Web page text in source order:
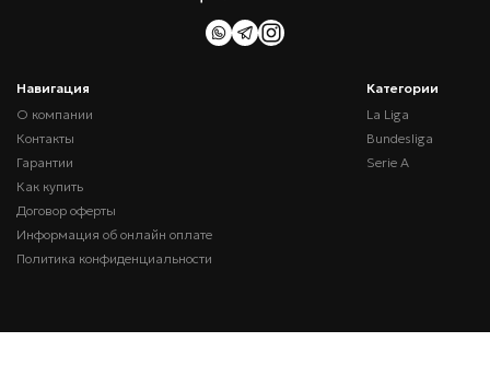
Навигация
О компании
Контакты
Гарантии
Как купить
Договор оферты
Информация об онлайн оплате
Политика конфиденциальности
Категории
La Liga
Bundesliga
Serie A